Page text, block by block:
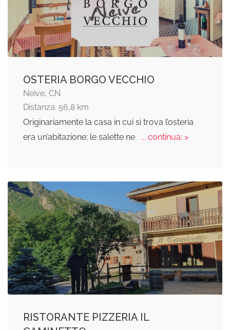
OSTERIA BORGO VECCHIO
Neive, CN
Distanza: 56,8 km
Originariamente la casa in cui si trova l’osteria
era un’abitazione; le salette ne
... continua: >
RISTORANTE PIZZERIA IL